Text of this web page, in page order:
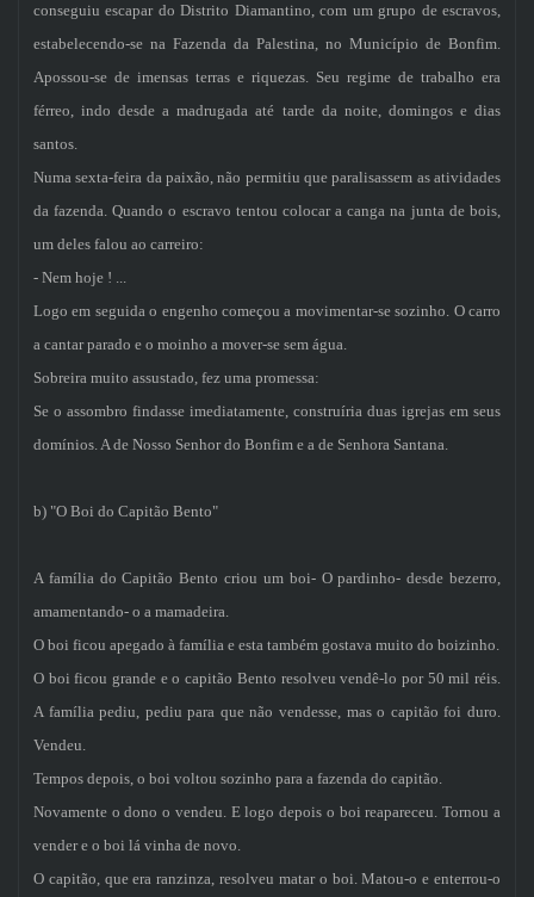
conseguiu escapar do Distrito Diamantino, com um grupo de escravos,
estabelecendo-se na Fazenda da Palestina, no Município de Bonfim.
Apossou-se de imensas terras e riquezas. Seu regime de trabalho era
férreo, indo desde a madrugada até tarde da noite, domingos e dias
santos.
Numa sexta-feira da paixão, não permitiu que paralisassem as atividades
da fazenda. Quando o escravo tentou colocar a canga na junta de bois,
um deles falou ao carreiro:
- Nem hoje ! ...
Logo em seguida o engenho começou a movimentar-se sozinho. O carro
a cantar parado e o moinho a mover-se sem água.
Sobreira muito assustado, fez uma promessa:
Se o assombro findasse imediatamente, construíria duas igrejas em seus
domínios. A de Nosso Senhor do Bonfim e a de Senhora Santana.
b) "O Boi do Capitão Bento"
A família do Capitão Bento criou um boi- O pardinho- desde bezerro,
amamentando- o a mamadeira.
O boi ficou apegado à família e esta também gostava muito do boizinho.
O boi ficou grande e o capitão Bento resolveu vendê-lo por 50 mil réis.
A família pediu, pediu para que não vendesse, mas o capitão foi duro.
Vendeu.
Tempos depois, o boi voltou sozinho para a fazenda do capitão.
Novamente o dono o vendeu. E logo depois o boi reapareceu. Tornou a
vender e o boi lá vinha de novo.
O capitão, que era ranzinza, resolveu matar o boi. Matou-o e enterrou-o